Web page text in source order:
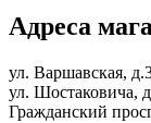
Адреса
ул. Варшавская,
ул. Шостаковича,
Гражданский